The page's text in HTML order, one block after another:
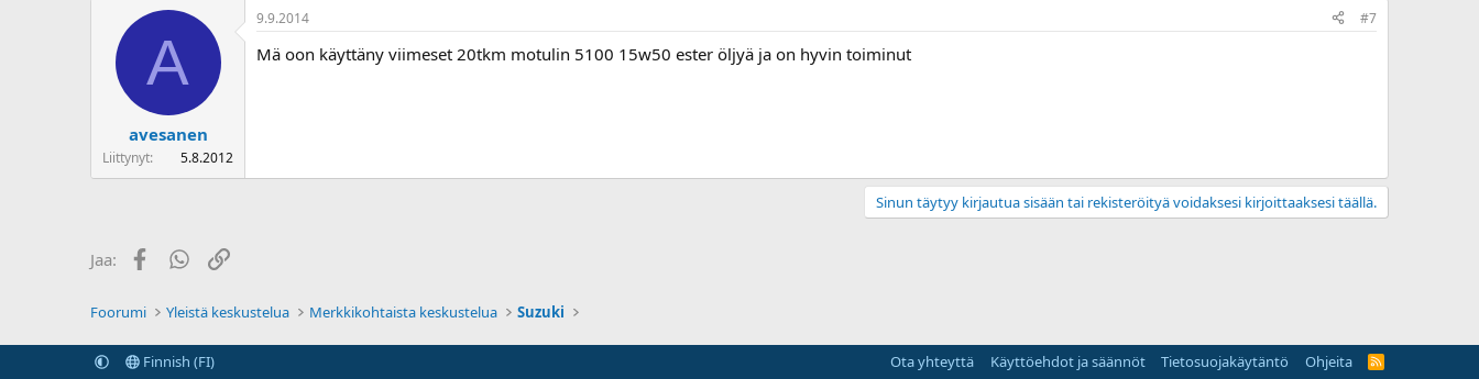
A
avesanen
Liittynyt 5.8.2012
9.9.2014 #7
Mä oon käyttäny viimeset 20tkm motulin 5100 15w50 ester öljyä ja on hyvin toiminut
Sinun täytyy kirjautua sisään tai rekisteröityä voidaksesi kirjoittaaksesi täällä.
Jaa: FacebookWhatsApp
Linkki
Foorumi Yleistä keskustelua Merkkikohtaista keskustelua Suzuki
Finnish (FI) Ota yhteyttä Käyttöehdot ja säännöt Tietosuojakäytäntö Ohjeita
R